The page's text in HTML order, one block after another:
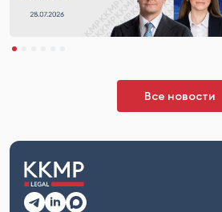
Все новости